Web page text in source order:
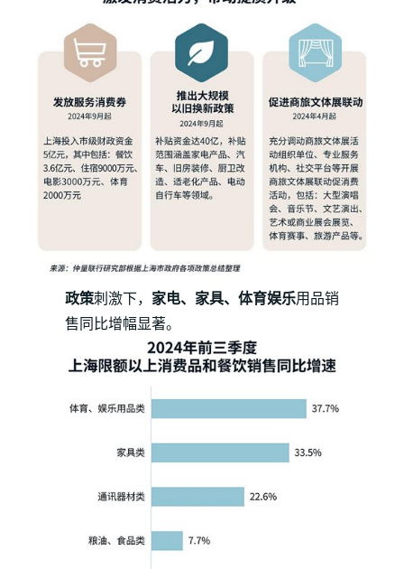
政策刺激下， 家电、家具、体育娱乐用品销
售同比增幅显著。